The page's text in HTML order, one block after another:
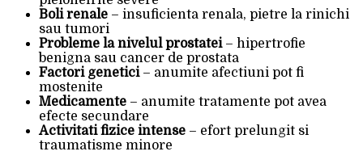
Boli renale – insuficienta renala, pietre la rinichi
sau tumori
Probleme la nivelul prostatei– hipertrofie
benigna sau cancer de prostata
Factori genetici– anumite afectiuni pot fi
mostenite
Medicamente – anumite tratamente pot avea
efecte secundare
Activitati fizice intense – efort prelungit si
traumatisme minore